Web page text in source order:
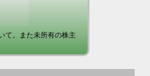
て。また未所有の株主